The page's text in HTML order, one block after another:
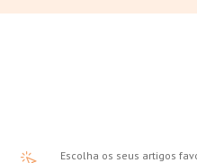
Escolha os seus artigos